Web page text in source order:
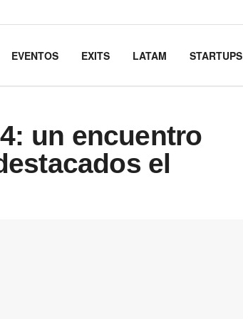
EVENTOS EXITS LATAM STARTUPS
un encuentro
el